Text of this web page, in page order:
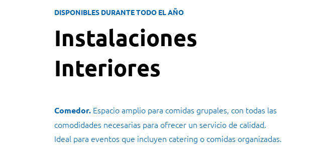
DISPONIBLES DURANTE TODO EL AÑO
Instalaciones
Interiores
Comedor. Espacio amplio para comidas grupales, con todas las
comodidades necesarias para ofrecer un servicio de calidad.
Ideal para eventos que incluyen catering o comidas organizadas.